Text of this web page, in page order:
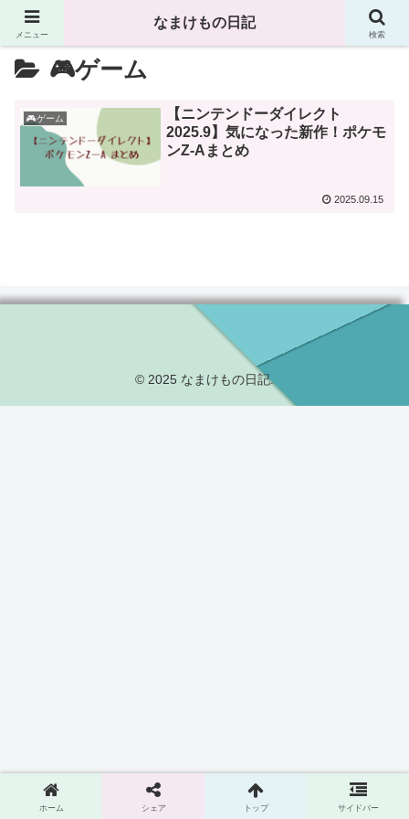
🎮ゲーム
🎮ゲーム
【ニンテンドーダイレクト
2025.9】気になった新作！ポケモ
ンZ-Aまとめ
2025.09.15
© 2025 なまけもの日記.
メニュー
なまけもの日記
検索
ホーム シェア トップ サイドバー